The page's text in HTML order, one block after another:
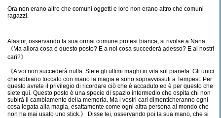
Ora non erano altro che comuni oggetti e loro non erano altro che comuni
ragazzi.
Alastor, osservando la sua ormai comune protesi bianca, si rivolse a Nana.
《Ma allora cosa è questo posto? E a noi cosa succederà adesso? E ai nostri
cari?》
《A voi non succederà nulla. Siete gli ultimi maghi in vita sul pianeta. Gli unici
che abbiano toccato con mano la magia e sono sopravvissuti a Tempest. Per
questo avrete il privilegio di ricordare ciò che è accaduto ed è per questo che
siete qui. Questo posto è una specie di spazio intermedio che ospita chi non
subirà il cambiamento della memoria. Ma i vostri cari dimenticheranno ogni
cosa legata alla magia, esattamente come ogni altra persona al mondo che
non ha mai usato uno stick.》 Disse lei, osservando poi la sua mano, che si